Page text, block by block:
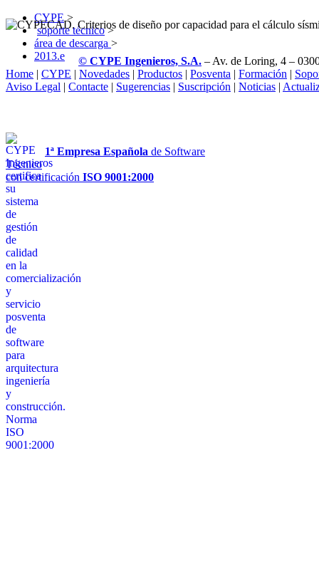
CYPE >
soporte técnico>
área de descarga >
2013.e
© CYPE Ingenieros, S.A. – Av. de Loring, 4 –
Home | CYPE | Novedades | Productos | Posventa | Formación |
Aviso Legal | Contacte | Sugerencias | Suscripción | Noticias |
1ª Empresa Española de Software
Técnico
con certificación ISO 9001:2000